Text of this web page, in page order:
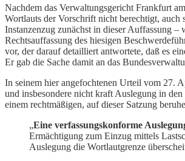
Nachdem das Verwaltungsgericht Frankfurt
Wortlauts der Vorschrift nicht berechtigt,
Instanzenzug zunächst in dieser Auffassung
Rechtsauffassung des hiesigen
vor, der darauf detailliert antwortete, daß es
Er gab die Sache damit an das
In seinem hier angefochtenen Urteil vom 27.
und insbesondere nicht kraft Auslegung in
einem rechtmäßigen, auf dieser Satzung
„Eine verfassungskonforme
Ermächtigung zum Einzug mittels
Auslegung die Wortlautgrenze